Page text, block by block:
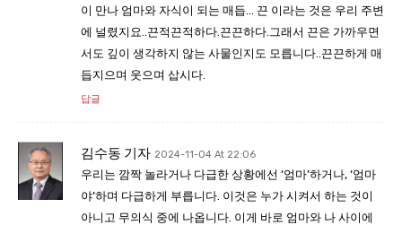
이 만나 엄마와 자식이 되는 매듭… 끈 이라는 것은 우리 주변
에 널렸지요..끈적끈적하다.끈끈하다.그래서 끈은 가까우면
서도 깊이 생각하지 않는 사물인지도 모릅니다..끈끈하게 매
듭지으며 웃으며 삽시다.
답글
김수동 기자 2024-11-04 At 22:06
우리는 깜짝 놀라거나 다급한 상황에선 ‘엄마’하거나, ‘엄마
야’하며 다급하게 부릅니다. 이것은 누가 시켜서 하는 것이
아니고 무의식 중에 나옵니다. 이게 바로 엄마와 나 사이에